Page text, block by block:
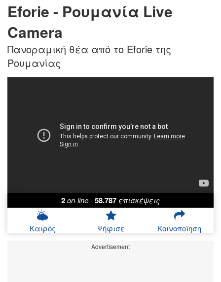
Eforie - Ρουμανία Live
Camera
Πανοραμική θέα από το Eforie της
Ρουμανίας
2on-line-58.787επισκέψεις
Καιρός Ψήφισε Κοινοποίηση
Advertisement